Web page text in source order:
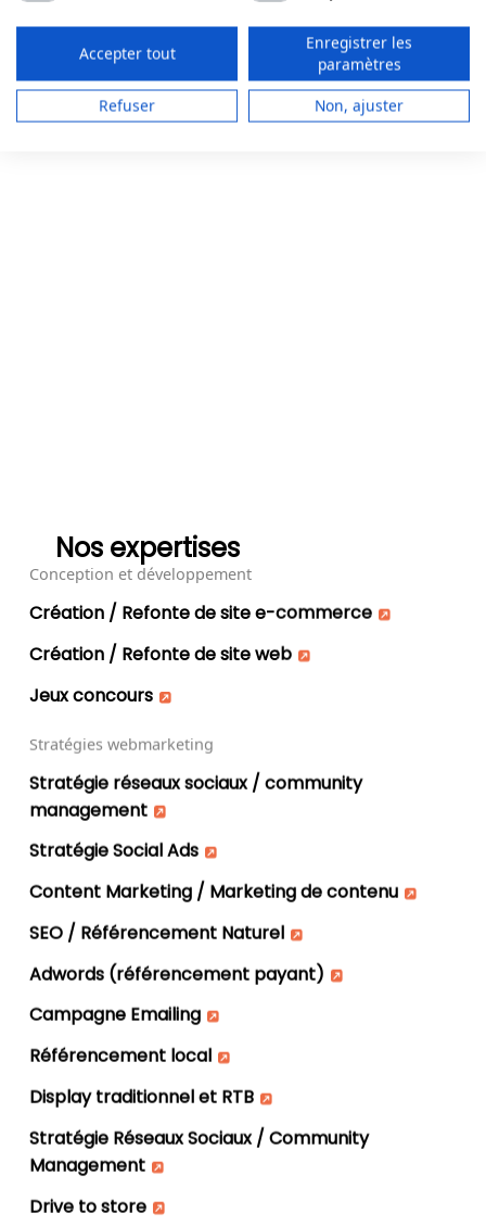
Nos expertises
Conception et développement
Création / Refonte de site e-commerce
Création / Refonte de site web
Jeux concours
Stratégies webmarketing
Stratégie réseaux sociaux / community
management
Stratégie Social Ads
Content Marketing / Marketing de contenu
SEO / Référencement Naturel
Adwords (référencement payant)
Campagne Emailing
Référencement local
Display traditionnel et RTB
Stratégie Réseaux Sociaux / Community
Management
Drive to store
Accepter tout
Enregistrer les
paramètres
Refuser
Non, ajuster